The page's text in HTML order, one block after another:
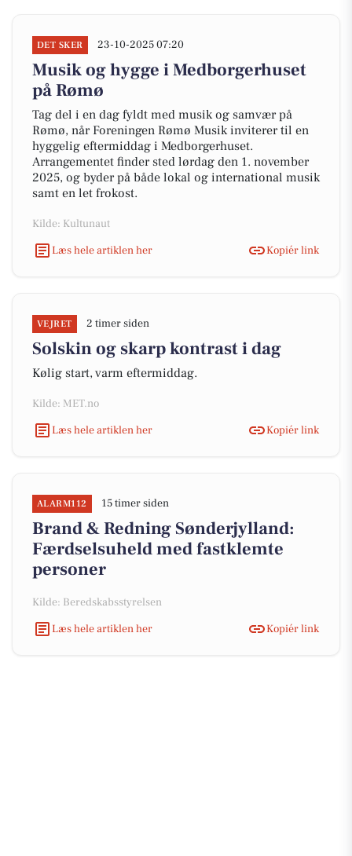
DET SKER 23-10-2025 07:20
Musik og hygge i Medborgerhuset
på Rømø
Tag del i en dag fyldt med musik og samvær på
Rømø, når Foreningen Rømø Musik inviterer til en
hyggelig eftermiddag i Medborgerhuset.
Arrangementet finder sted lørdag den 1. november
2025, og byder på både lokal og international musik
samt en let frokost.
Kilde: Kultunaut
Læs hele artiklen her
Kopiér link
VEJRET 2 timer siden
Solskin og skarp kontrast i dag
Kølig start, varm eftermiddag.
Kilde: MET.no
Læs hele artiklen her
Kopiér link
ALARM112 15 timer siden
Brand & Redning Sønderjylland:
Færdselsuheld med fastklemte
personer
Kilde: Beredskabsstyrelsen
Læs hele artiklen her
Kopiér link